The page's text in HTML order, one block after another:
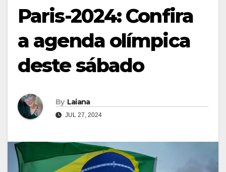
Paris-2024: Confira
a agenda olímpica
deste sábado
By Laiana
JUL 27, 2024